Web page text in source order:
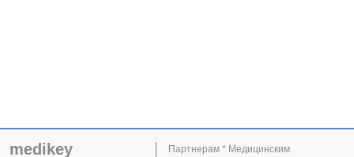
medikey
Партнерам * Медицинским